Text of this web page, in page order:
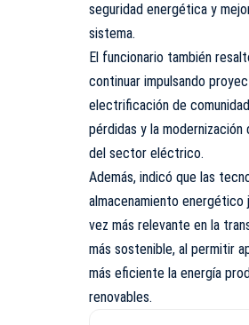
seguridad energética y
sistema.
El funcionario también
continuar impulsando
electrificación de
pérdidas y la
del sector eléctrico.
Además, indicó que las
almacenamiento energético
vez más relevante en la
más sostenible, al permitir
más eficiente la energía
renovables.